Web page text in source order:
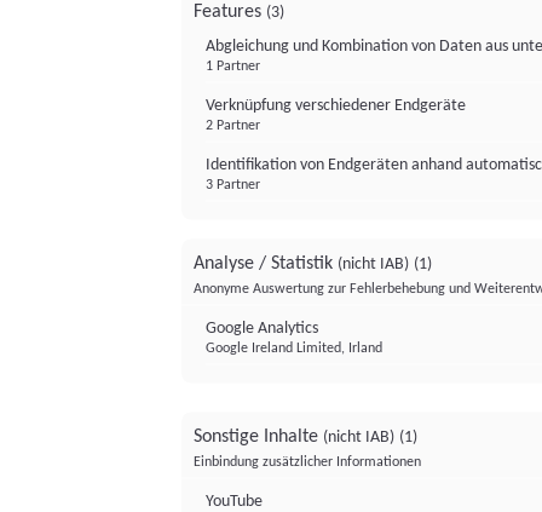
Features (3)
Abgleichung und Kombination von Daten aus
1 Partner
Verknüpfung verschiedener Endgeräte
2 Partner
Identifikation von Endgeräten anhand
3 Partner
Analyse / Statistik (nicht IAB) (1)
Anonyme Auswertung zur Fehlerbehebung und
Google Analytics
Google Ireland Limited, Irland
Sonstige Inhalte (nicht IAB) (1)
Einbindung zusätzlicher Informationen
YouTube